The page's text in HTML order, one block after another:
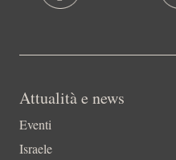
Attualità e news
Eventi
Israele